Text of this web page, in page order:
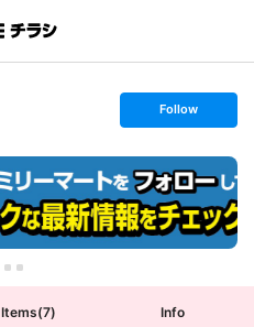
s
t
o
l
o
w
Follow
Items(7) Info